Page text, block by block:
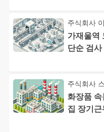
주식회사
가재울역
단순 검
주식회사
화장품
집 장기